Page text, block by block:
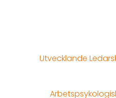
Utvecklande